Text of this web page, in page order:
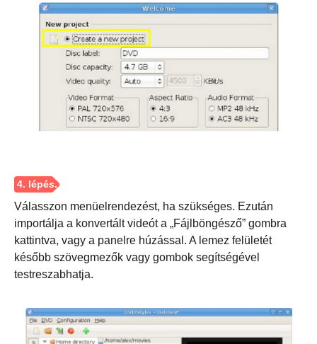
1. lépés.
Válasszon menüelrendezést, ha szükséges. Ezután
importálja a konvertált videót a „Fájlböngésző” gombra
kattintva, vagy a panelre húzással. A lemez felületét
később szövegmezők vagy gombok segítségével
testreszabhatja.